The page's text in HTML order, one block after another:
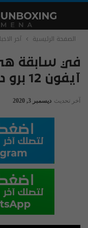
الصفحة الرئيسية آخر
في سابقة هي
آيفون 12 برو دون كاميرات
آخر تحديث ديسمبر 3, 2020